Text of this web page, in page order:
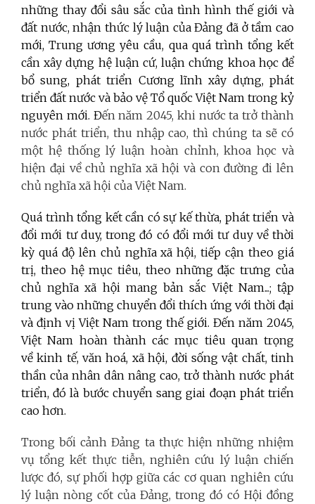
những thay đổi sâu sắc của tình hình thế giới và
đất nước, nhận thức lý luận của Đảng đã ở tầm cao
mới, Trung ương yêu cầu, qua quá trình tổng kết
cần xây dựng hệ luận cứ, luận chứng khoa học để
bổ sung, phát triển Cương lĩnh xây dựng, phát
triển đất nước và bảo vệ Tổ quốc Việt Nam trong kỷ
nguyên mới. Đến năm 2045, khi nước ta trở thành
nước phát triển, thu nhập cao, thì chúng ta sẽ có
một hệ thống lý luận hoàn chỉnh, khoa học và
hiện đại về chủ nghĩa xã hội và con đường đi lên
chủ nghĩa xã hội của Việt Nam.
Quá trình tổng kết cần có sự kế thừa, phát triển và
đổi mới tư duy, trong đó có đổi mới tư duy về thời
kỳ quá độ lên chủ nghĩa xã hội, tiếp cận theo giá
trị, theo hệ mục tiêu, theo những đặc trưng của
chủ nghĩa xã hội mang bản sắc Việt Nam...; tập
trung vào những chuyển đổi thích ứng với thời đại
và định vị Việt Nam trong thế giới. Đến năm 2045,
Việt Nam hoàn thành các mục tiêu quan trọng
về kinh tế, văn hoá, xã hội, đời sống vật chất, tinh
thần của nhân dân nâng cao, trở thành nước phát
triển, đó là bước chuyển sang giai đoạn phát triển
cao hơn.
Trong bối cảnh Đảng ta thực hiện những nhiệm
vụ tổng kết thực tiễn, nghiên cứu lý luận chiến
lược đó, sự phối hợp giữa các cơ quan nghiên cứu
lý luận nòng cốt của Đảng, trong đó có Hội đồng